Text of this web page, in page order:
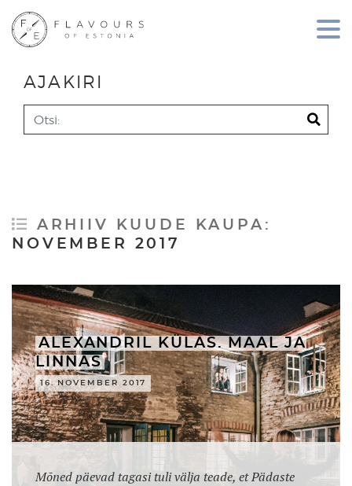
AJAKIRI
Search
ARHIIV KUUDE KAUPA:
NOVEMBER 2017
ALEXANDRIL KÜLAS. MAAL JA
LINNAS
16. NOVEMBER 2017
Mõned päevad tagasi tuli välja teade, et Pädaste